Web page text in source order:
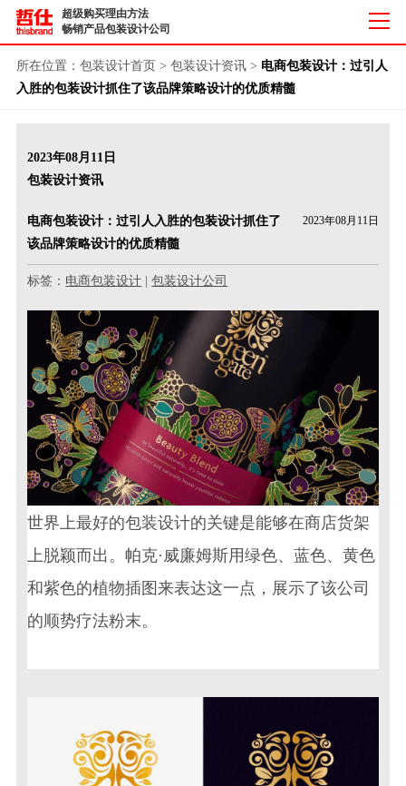
超级购买理由方法
畅销产品包装设计公司
所在位置： 包装设计首页 > 包装设计资讯> 电商包装设计：过引人
入胜的包装设计抓住了该品牌策略设计的优质精髓
2023年08月11日
包装设计资讯
电商包装设计：过引人入胜的包装设计抓住了
该品牌策略设计的优质精髓
2023年08月11日
标签： 电商包装设计 |包装设计公司
世界上最好的包装设计的关键是能够在商店货架
上脱颖而出。帕克·威廉姆斯用绿色、蓝色、黄色
和紫色的植物插图来表达这一点，展示了该公司
的顺势疗法粉末。